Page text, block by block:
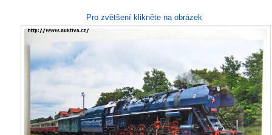
Pro zvětšení klikněte na obrázek